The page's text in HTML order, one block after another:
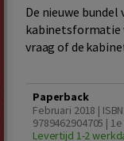
De nieuwe
kabinetsformatie
vraag of de
Paperback
Februari 2018 | ISBN
9789462904705 |
Levertijd 1-2